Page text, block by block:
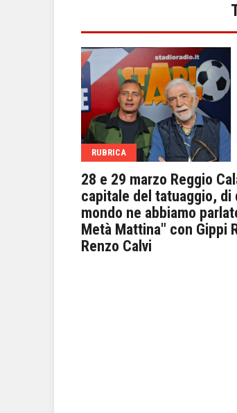
RUBRICA
28 e 29 marzo Reggio
capitale del tatuaggio, di
mondo ne abbiamo
Metà Mattina" con Gippi
Renzo Calvi